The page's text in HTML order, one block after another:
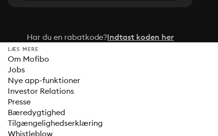
Har du en rabatkode?Indtast koden her
LÆS MERE
Om Mofibo
Jobs
Nye app-funktioner
Investor Relations
Presse
Bæredygtighed
Tilgængelighedserklæring
Whistleblow